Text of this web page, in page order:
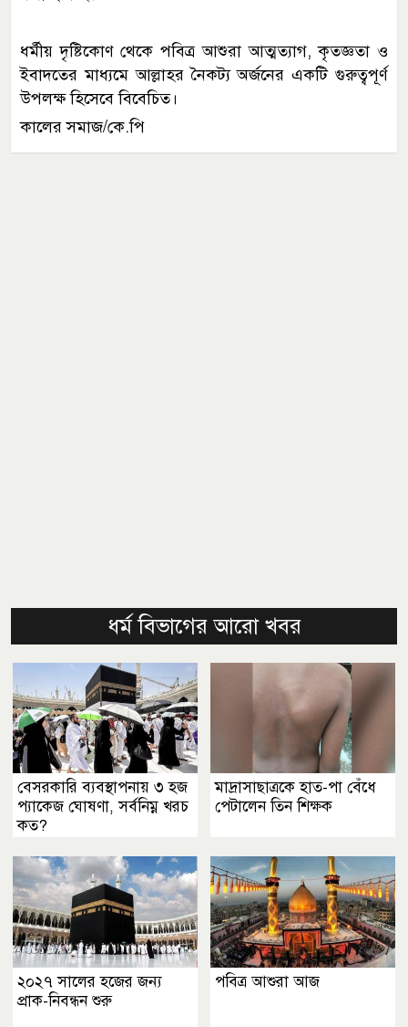
ধর্মীয় দৃষ্টিকোণ থেকে পবিত্র আশুরা আত্মত্যাগ, কৃতজ্ঞতা ও
ইবাদতের মাধ্যমে আল্লাহর নৈকট্য অর্জনের একটি গুরুত্বপূর্ণ
উপলক্ষ হিসেবে বিবেচিত।
কালের সমাজ/কে.পি
ধর্ম বিভাগের আরো খবর
বেসরকারি ব্যবস্থাপনায় ৩ হজ
প্যাকেজ ঘোষণা, সর্বনিম্ন খরচ
কত?
মাদ্রাসাছাত্রকে হাত-পা বেঁধে
পেটালেন তিন শিক্ষক
২০২৭ সালের হজের জন্য
প্রাক-নিবন্ধন শুরু
পবিত্র আশুরা আজ